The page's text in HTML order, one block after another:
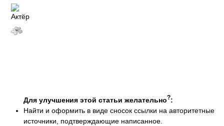
Для улучшения этой статьи желательно?:
Найти и оформить в виде сносок ссылки на авторитетные
источники, подтверждающие написанное.